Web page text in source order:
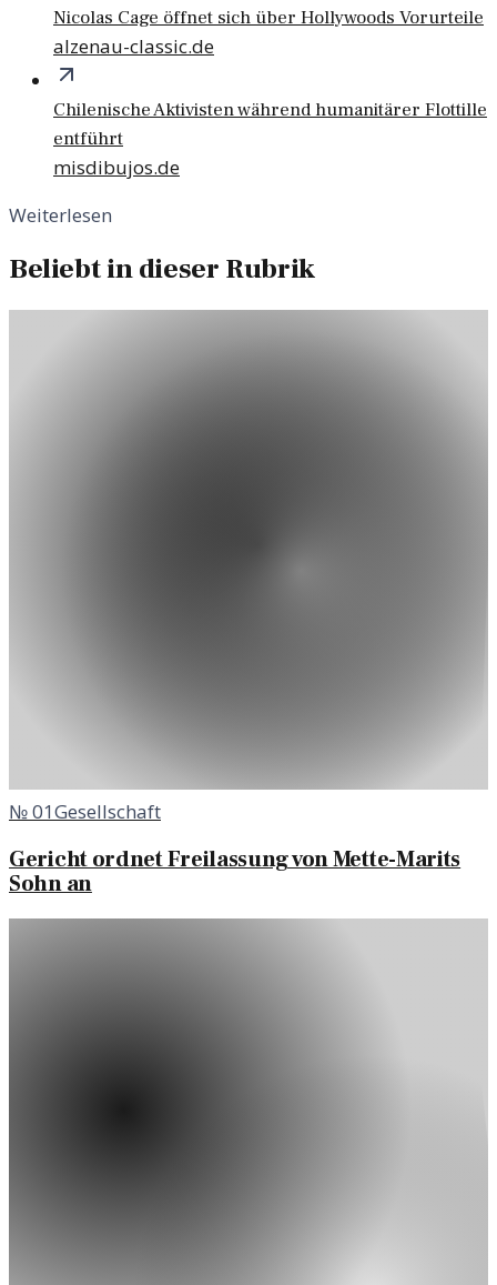
Nicolas Cage öffnet sich über Hollywoods Vorurteile
alzenau-classic.de
Chilenische Aktivisten während humanitärer Flottille
entführt
misdibujos.de
Weiterlesen
Beliebt in dieser Rubrik
№01Gesellschaft
Gericht ordnet Freilassung von Mette-Marits
Sohn an